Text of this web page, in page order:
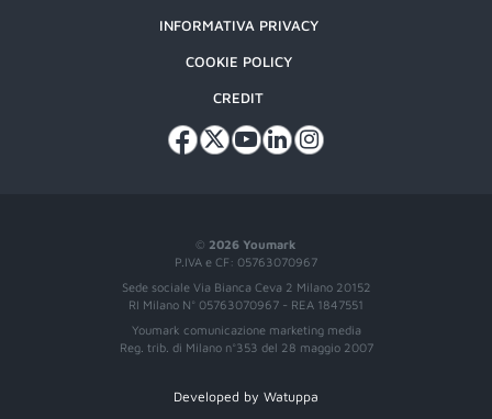
© 2026 Youmark
P.IVA e CF: 05763070967
Sede sociale Via Bianca Ceva 2 Milano 20152
RI Milano N° 05763070967 - REA 1847551
Youmark comunicazione marketing media
Reg. trib. di Milano n°353 del 28 maggio 2007
INFORMATIVA PRIVACY
COOKIE POLICY
CREDIT
Developed by Watuppa